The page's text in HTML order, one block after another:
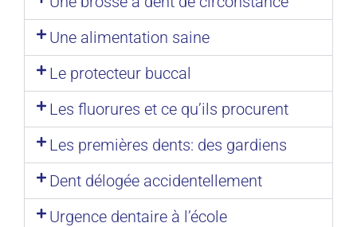
Une alimentation saine
Le protecteur buccal
Les fluorures et ce qu’ils procurent
Les premières dents: des gardiens
Dent délogée accidentellement
Urgence dentaire à l’école